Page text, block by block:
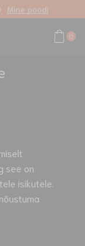
Mine poodi
0
see on
isikutele.